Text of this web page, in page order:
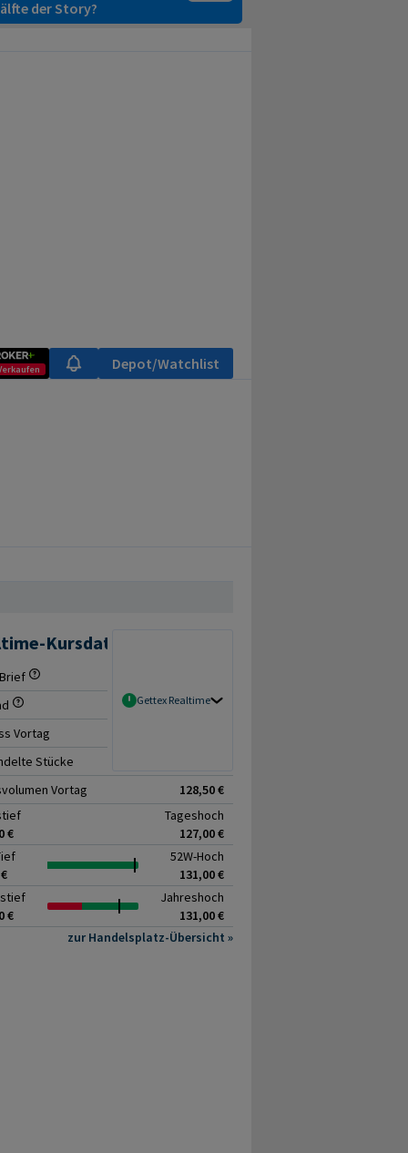
der Story?
Depot/Watchlist
Kursdaten
Gettex Realtime
+5,33%
Vortag
Stücke
Vortag
128,50 €
€
Tageshoch
127,00 €
52W-Hoch
131,00 €
€
Jahreshoch
131,00 €
zur Handelsplatz-Übersicht »